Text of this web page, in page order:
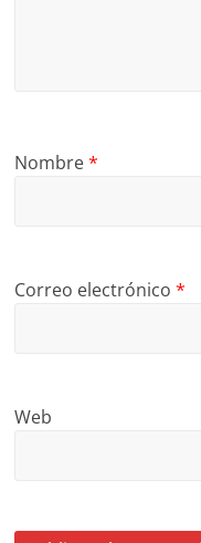
Nombre*
Correo electrónico*
Web